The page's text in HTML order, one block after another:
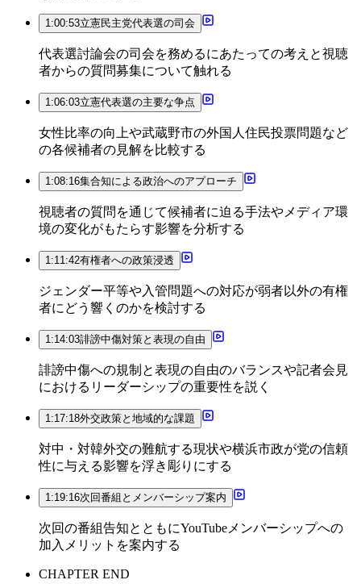
1:00:53立憲民主党代表選の司会
代表選討論会の司会を務めるにあたっての考えと視聴
者からの質問募集について触れる
1:06:03立憲代表選の主要な争点
女性比率の向上や武蔵野市の外国人住民投票問題など
の各候補者の見解を比較する
1:08:16集合知による政治へのアプローチ
視聴者の質問を通じて候補者に迫る手法やメディア環
境の変化がもたらす影響を分析する
1:11:42有権者への政策浸透
ジェンダー平等や入管問題への対応が弱者以外の有権
者にどう響くのかを検討する
1:14:03誹謗中傷対策と表現の自由
誹謗中傷への規制と表現の自由のバランスや記者会見
におけるリーダーシップの重要性を説く
1:17:18外交政策と地域的な課題
対中・対韓外交の難航する現状や横浜市政が党の信頼
性に与える影響を浮き彫りにする
1:19:16次回番組とメンバーシップ案内
次回の番組告知とともにYouTubeメンバーシップへの
加入メリットを案内する
CHAPTER END